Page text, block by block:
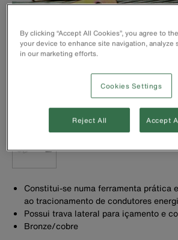
Constitui-se numa ferramenta prática
ao tracionamento de condutores
Possui trava lateral para içamento e
Bronze/cobre
By clicking “Accept All Cookies”, you agree to
your device to enhance site navigation, analyze
in our marketing efforts.
Cookies Settings
Reject All Accept